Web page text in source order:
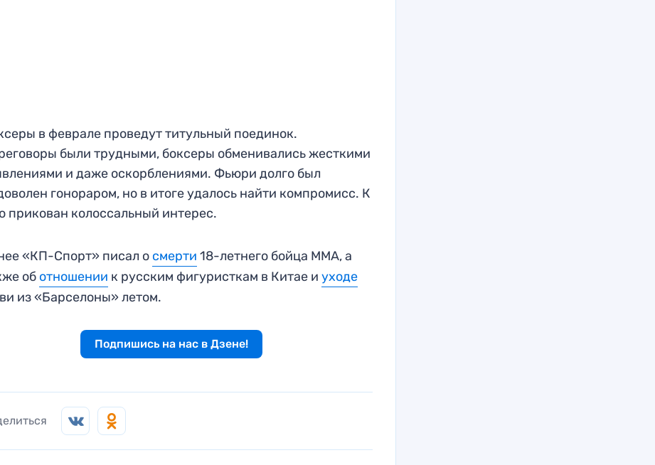
в феврале проведут титульный поединок.
были трудными, боксеры обменивались жесткими
и даже оскорблениями. Фьюри долго был
гонораром, но в итоге удалось найти компромисс. К
прикован колоссальный интерес.
«КП-Спорт» писал о смерти 18-летнего бойца ММА, а
об отношении к русским фигуристкам в Китае иуходе
из «Барселоны» летом.
Подпишись на нас в Дзене!